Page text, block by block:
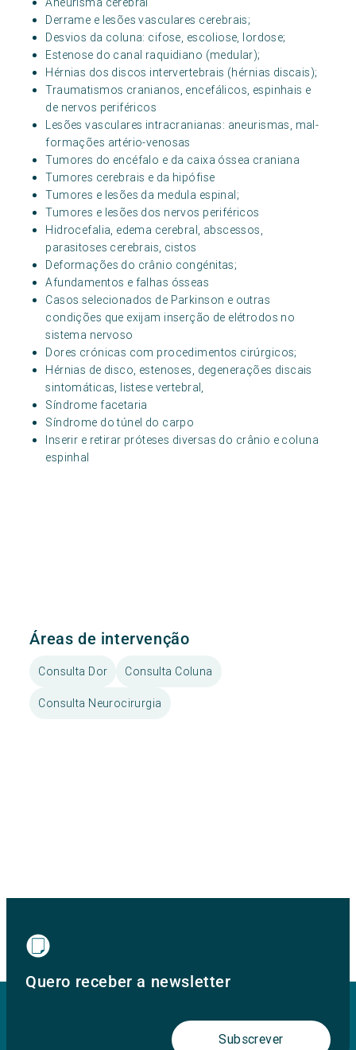
Derrame e lesões vasculares cerebrais;
Desvios da coluna: cifose, escoliose, lordose;
Estenose do canal raquidiano (medular);
Hérnias dos discos intervertebrais (hérnias discais);
Traumatismos cranianos, encefálicos, espinhais e
de nervos periféricos
Lesões vasculares intracranianas: aneurismas, mal-
formações artério-venosas
Tumores do encéfalo e da caixa óssea craniana
Tumores cerebrais e da hipófise
Tumores e lesões da medula espinal;
Tumores e lesões dos nervos periféricos
Hidrocefalia, edema cerebral, abscessos,
parasitoses cerebrais, cistos
Deformações do crânio congénitas;
Afundamentos e falhas ósseas
Casos selecionados de Parkinson e outras
condições que exijam inserção de elétrodos no
sistema nervoso
Dores crónicas com procedimentos cirúrgicos;
Hérnias de disco, estenoses, degenerações discais
sintomáticas, listese vertebral,
Síndrome facetaria
Síndrome do túnel do carpo
Inserir e retirar próteses diversas do crânio e coluna
espinhal
Áreas de intervenção
Consulta Dor Consulta Coluna
Consulta Neurocirurgia
Quero receber a newsletter
Subscrever